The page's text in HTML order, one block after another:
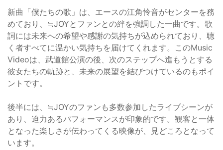
新曲「僕たちの歌」は、エースの江角怜音がセンターを務
めており、≒JOYとファンとの絆を強調した一曲です。歌
詞には未来への希望や感謝の気持ちが込められており、聴
く者すべてに温かい気持ちを届けてくれます。このMusic
Videoは、武道館公演の後、次のステップへ進もうとする
彼女たちの軌跡と、未来の展望を結びつけているのもポイ
ントです。
後半には、≒JOYのファンも多数参加したライブシーンが
あり、迫力あるパフォーマンスが印象的です。観客と一体
となった楽しさが伝わってくる映像が、見どころとなって
います。